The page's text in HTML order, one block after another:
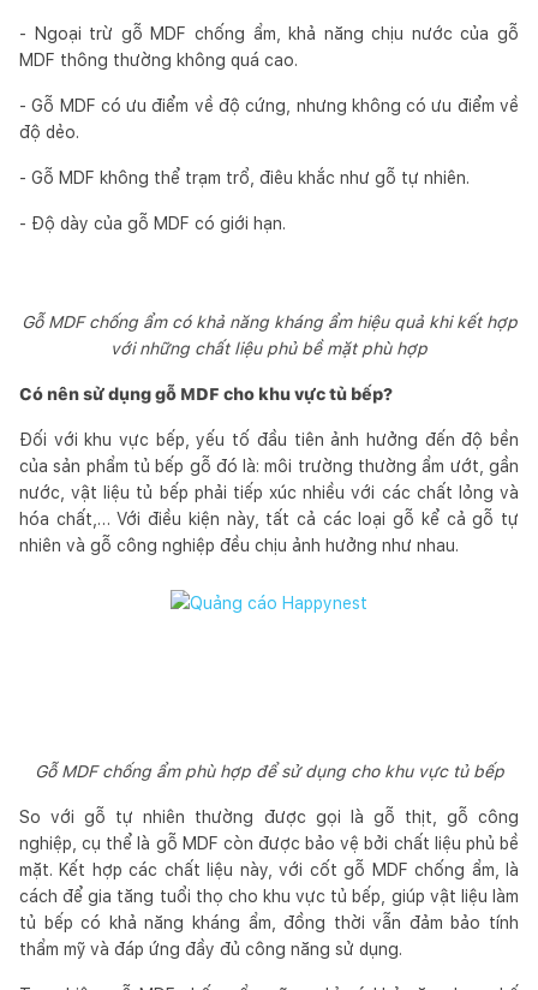
- Ngoại trừ gỗ MDF chống ẩm, khả năng chịu nước của gỗ
MDF thông thường không quá cao.
- Gỗ MDF có ưu điểm về độ cứng, nhưng không có ưu điểm về
độ dẻo.
- Gỗ MDF không thể trạm trổ, điêu khắc như gỗ tự nhiên.
- Độ dày của gỗ MDF có giới hạn.
Gỗ MDF chống ẩm có khả năng kháng ẩm hiệu quả khi kết hợp
với những chất liệu phủ bề mặt phù hợp
Có nên sử dụng gỗ MDF cho khu vực tủ bếp?
Đối với khu vực bếp, yếu tố đầu tiên ảnh hưởng đến độ bền
của sản phẩm tủ bếp gỗ đó là: môi trường thường ẩm ướt, gần
nước, vật liệu tủ bếp phải tiếp xúc nhiều với các chất lỏng và
hóa chất,… Với điều kiện này, tất cả các loại gỗ kể cả gỗ tự
nhiên và gỗ công nghiệp đều chịu ảnh hưởng như nhau.
Gỗ MDF chống ẩm phù hợp để sử dụng cho khu vực tủ bếp
So với gỗ tự nhiên thường được gọi là gỗ thịt, gỗ công
nghiệp, cụ thể là gỗ MDF còn được bảo vệ bởi chất liệu phủ bề
mặt. Kết hợp các chất liệu này, với cốt gỗ MDF chống ẩm, là
cách để gia tăng tuổi thọ cho khu vực tủ bếp, giúp vật liệu làm
tủ bếp có khả năng kháng ẩm, đồng thời vẫn đảm bảo tính
thẩm mỹ và đáp ứng đầy đủ công năng sử dụng.